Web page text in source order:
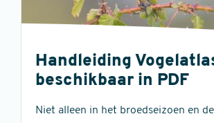
Handleiding
beschikbaar in PDF
Niet alleen in het broedseizoen en